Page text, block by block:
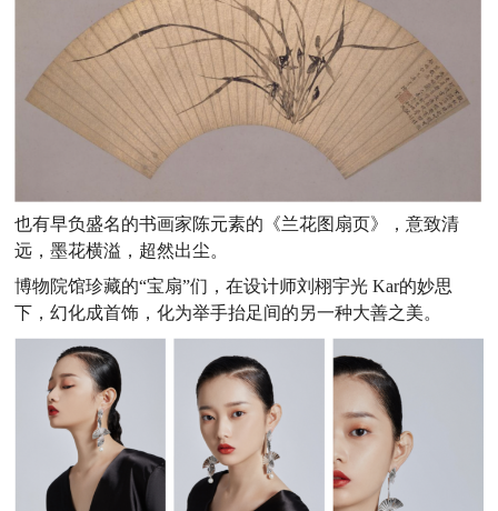
也有早负盛名的书画家陈元素的《兰花图扇页》，意致清
远，墨花横溢，超然出尘。
博物院馆珍藏的“宝扇”们，在设计师刘栩宇光 Kar的妙思
下，幻化成首饰，化为举手抬足间的另一种大善之美。